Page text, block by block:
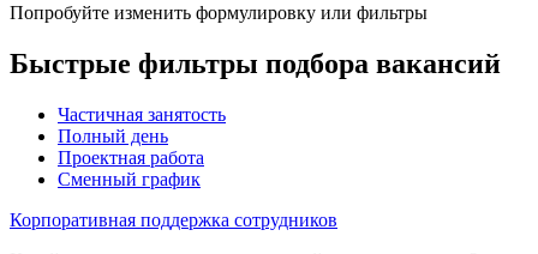
Попробуйте изменить формулировку или фильтры
Быстрые фильтры подбора вакансий
Частичная занятость
Полный день
Проектная работа
Сменный график
Корпоративная поддержка сотрудников